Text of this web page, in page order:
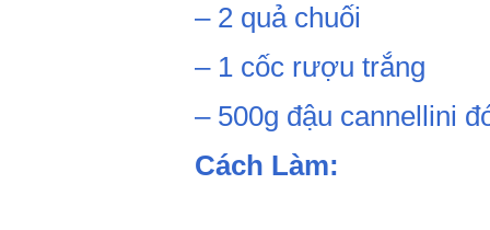
– 2 quả chuối
– 1 cốc rượu trắng
– 500g đậu cannellini
Cách Làm: